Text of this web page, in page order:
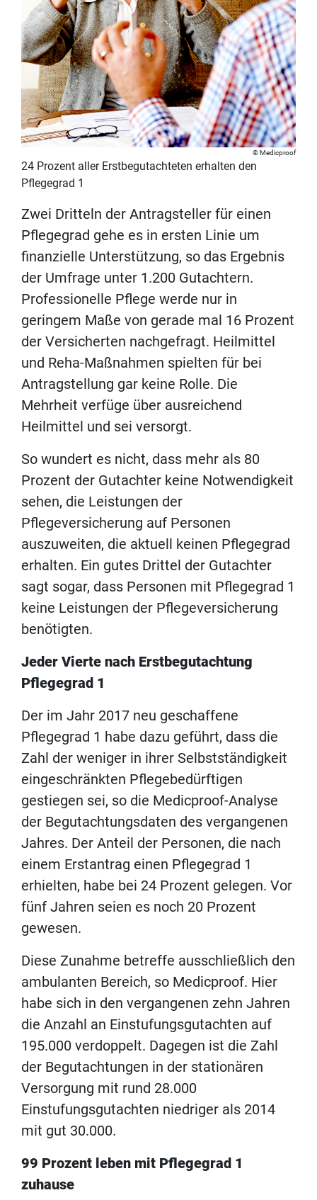
Medicproof
24 Prozent aller Erstbegutachteten erhalten den
Pflegegrad 1
Zwei Dritteln der Antragsteller für einen
Pflegegrad gehe es in ersten Linie um
finanzielle Unterstützung, so das Ergebnis
der Umfrage unter 1.200 Gutachtern.
Professionelle Pflege werde nur in
geringem Maße von gerade mal 16 Prozent
der Versicherten nachgefragt. Heilmittel
und Reha-Maßnahmen spielten für bei
Antragstellung gar keine Rolle. Die
Mehrheit verfüge über ausreichend
Heilmittel und sei versorgt.
So wundert es nicht, dass mehr als 80
Prozent der Gutachter keine Notwendigkeit
sehen, die Leistungen der
Pflegeversicherung auf Personen
auszuweiten, die aktuell keinen Pflegegrad
erhalten. Ein gutes Drittel der Gutachter
sagt sogar, dass Personen mit Pflegegrad 1
keine Leistungen der Pflegeversicherung
benötigten.
Jeder Vierte nach Erstbegutachtung
Pflegegrad 1
Der im Jahr 2017 neu geschaffene
Pflegegrad 1 habe dazu geführt, dass die
Zahl der weniger in ihrer Selbstständigkeit
eingeschränkten Pflegebedürftigen
gestiegen sei, so die Medicproof-Analyse
der Begutachtungsdaten des vergangenen
Jahres. Der Anteil der Personen, die nach
einem Erstantrag einen Pflegegrad 1
erhielten, habe bei 24 Prozent gelegen. Vor
fünf Jahren seien es noch 20 Prozent
gewesen.
Diese Zunahme betreffe ausschließlich den
ambulanten Bereich, so Medicproof. Hier
habe sich in den vergangenen zehn Jahren
die Anzahl an Einstufungsgutachten auf
195.000 verdoppelt. Dagegen ist die Zahl
der Begutachtungen in der stationären
Versorgung mit rund 28.000
Einstufungsgutachten niedriger als 2014
mit gut 30.000.
99 Prozent leben mit Pflegegrad 1
zuhause